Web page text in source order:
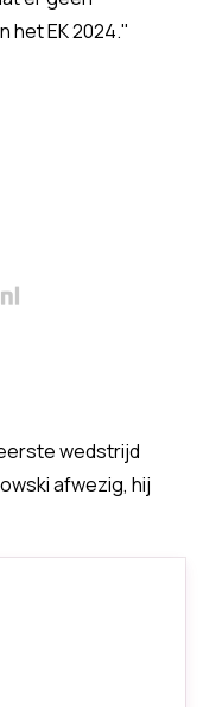
het EK 2024."
wedstrijd
afwezig, hij